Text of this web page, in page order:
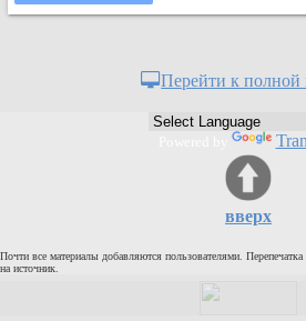
Медицина
Дело
Перейти к полной
вверх
Почти все материалы добавляются пользователями.
на источник.